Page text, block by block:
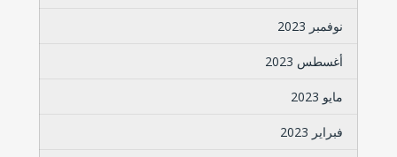
نوفمبر 2023
أغسطس 2023
مايو 2023
فبراير 2023